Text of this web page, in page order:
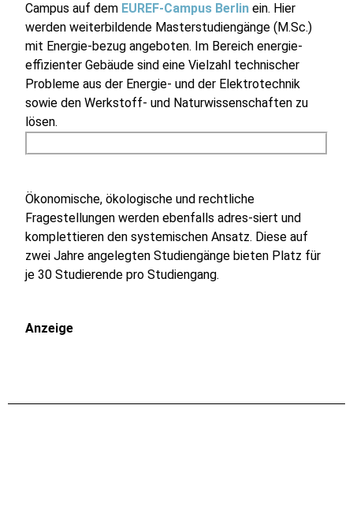
Campus auf dem EUREF-Campus Berlin ein. Hier
werden weiterbildende Masterstudiengänge (M.Sc.)
mit Energie-bezug angeboten. Im Bereich energie-
effizienter Gebäude sind eine Vielzahl technischer
Probleme aus der Energie- und der Elektrotechnik
sowie den Werkstoff- und Naturwissenschaften zu
lösen.
Ökonomische, ökologische und rechtliche
Fragestellungen werden ebenfalls adres-siert und
komplettieren den systemischen Ansatz. Diese auf
zwei Jahre angelegten Studiengänge bieten Platz für
je 30 Studierende pro Studiengang.
Anzeige